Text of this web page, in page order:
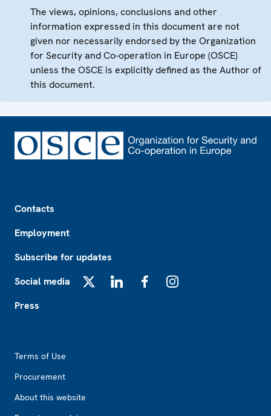
The views, opinions, conclusions and other
information expressed in this document are not
given nor necessarily endorsed by the Organization
for Security and Co-operation in Europe (OSCE)
unless the OSCE is explicitly defined as the Author of
this document.
Contacts
Employment
Subscribe for updates
Social media
Press
Terms of Use
Procurement
About this website